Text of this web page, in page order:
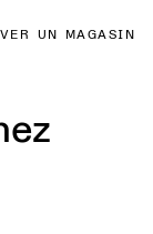
UN MAGASIN